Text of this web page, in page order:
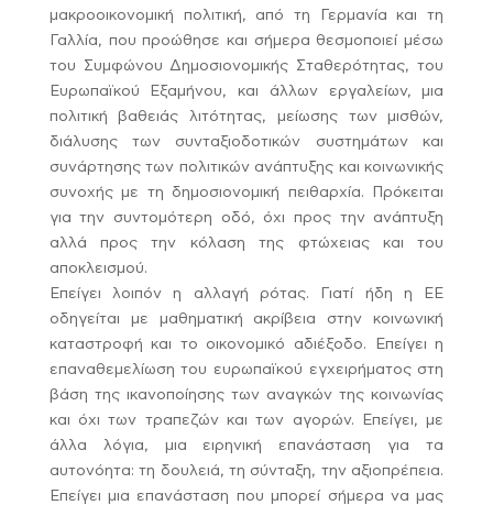
μακροοικονομική πολιτική, από τη Γερμανία και τη
Γαλλία, που προώθησε και σήμερα θεσμοποιεί μέσω
του Συμφώνου Δημοσιονομικής Σταθερότητας, του
Ευρωπαϊκού Εξαμήνου, και άλλων εργαλείων, μια
πολιτική βαθειάς λιτότητας, μείωσης των μισθών,
διάλυσης των συνταξιοδοτικών συστημάτων και
συνάρτησης των πολιτικών ανάπτυξης και κοινωνικής
συνοχής με τη δημοσιονομική πειθαρχία. Πρόκειται
για την συντομότερη οδό, όχι προς την ανάπτυξη
αλλά προς την κόλαση της φτώχειας και του
αποκλεισμού.
Επείγει λοιπόν η αλλαγή ρότας. Γιατί ήδη η ΕΕ
οδηγείται με μαθηματική ακρίβεια στην κοινωνική
καταστροφή και το οικονομικό αδιέξοδο. Επείγει η
επαναθεμελίωση του ευρωπαϊκού εγχειρήματος στη
βάση της ικανοποίησης των αναγκών της κοινωνίας
και όχι των τραπεζών και των αγορών. Επείγει, με
άλλα λόγια, μια ειρηνική επανάσταση για τα
αυτονόητα: τη δουλειά, τη σύνταξη, την αξιοπρέπεια.
Επείγει μια επανάσταση που μπορεί σήμερα να μας